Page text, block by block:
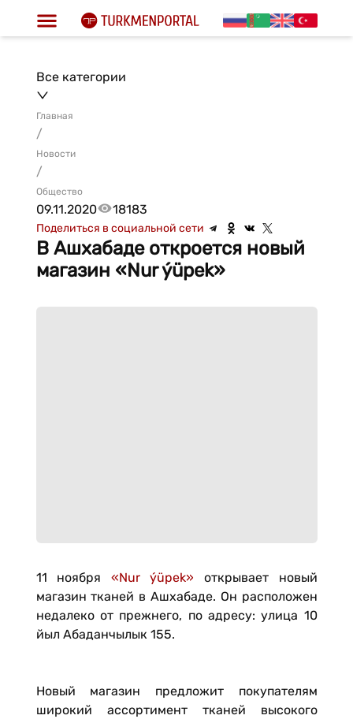
Все категории
Главная
/
Новости
/
Общество
09.11.2020 18183
Поделиться в социальной сети
В Ашхабаде откроется новый
магазин «Nur ýüpek»
11 ноября «Nur ýüpek» открывает новый
магазин тканей в Ашхабаде. Он расположен
недалеко от прежнего, по адресу: улица 10
йыл Абаданчылык 155.
Новый магазин предложит покупателям
широкий ассортимент тканей высокого